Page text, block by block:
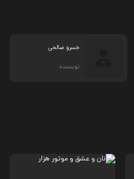
خسرو صالحی
نویسنده